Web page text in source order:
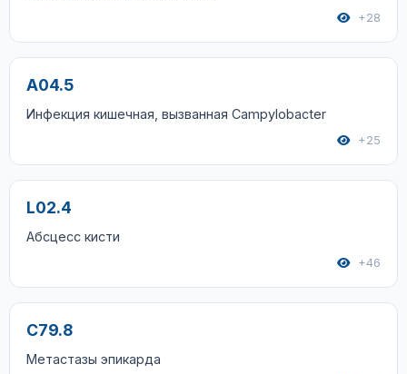
+28
A04.5
Инфекция кишечная, вызванная Campylobacter
+25
L02.4
Абсцесс кисти
+46
C79.8
Метастазы эпикарда